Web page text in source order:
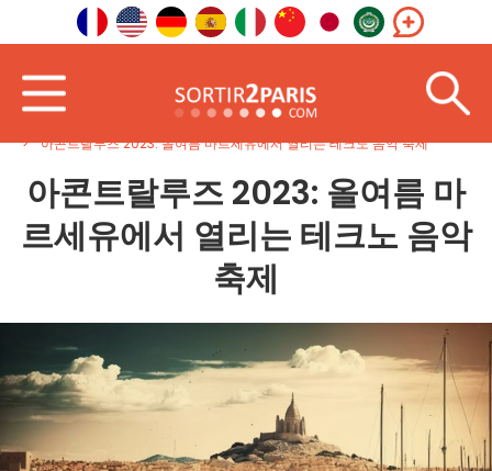
아콘트랄루즈 2023: 올여름 마르세유에서 열리는 테크노 음악 축제
아콘트랄루즈 2023: 올여름 마
르세유에서 열리는 테크노 음악
축제